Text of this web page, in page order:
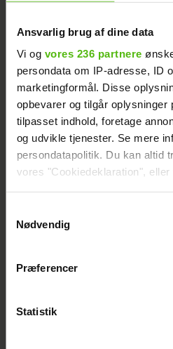
Ansvarlig brug af dine data
Vi og vores 236 partnere
persondata om IP-adresse, ID
marketingformål. Disse
opbevarer og tilgår oplysninger
tilpasset indhold, foretage
og udvikle tjenester. Se mere
persondatapolitik. Du kan
vores "Cookiedeklaration",
Vi anvender egne cookies og
generere statistik og huske
Nødvendig
Præferencer
Statistik
Slut efter to år